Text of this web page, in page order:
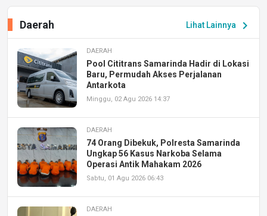
Lihat Lainnya chevron_right
Daerah
DAERAH
Pool Cititrans Samarinda Hadir di Lokasi
Baru, Permudah Akses Perjalanan
Antarkota
Minggu, 02 Agu 2026 14:37
DAERAH
74 Orang Dibekuk, Polresta Samarinda
Ungkap 56 Kasus Narkoba Selama
Operasi Antik Mahakam 2026
Sabtu, 01 Agu 2026 06:43
DAERAH